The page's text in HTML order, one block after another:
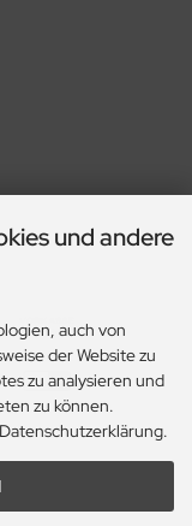
und andere
auch von
der Website zu
zu analysieren und
zu können.